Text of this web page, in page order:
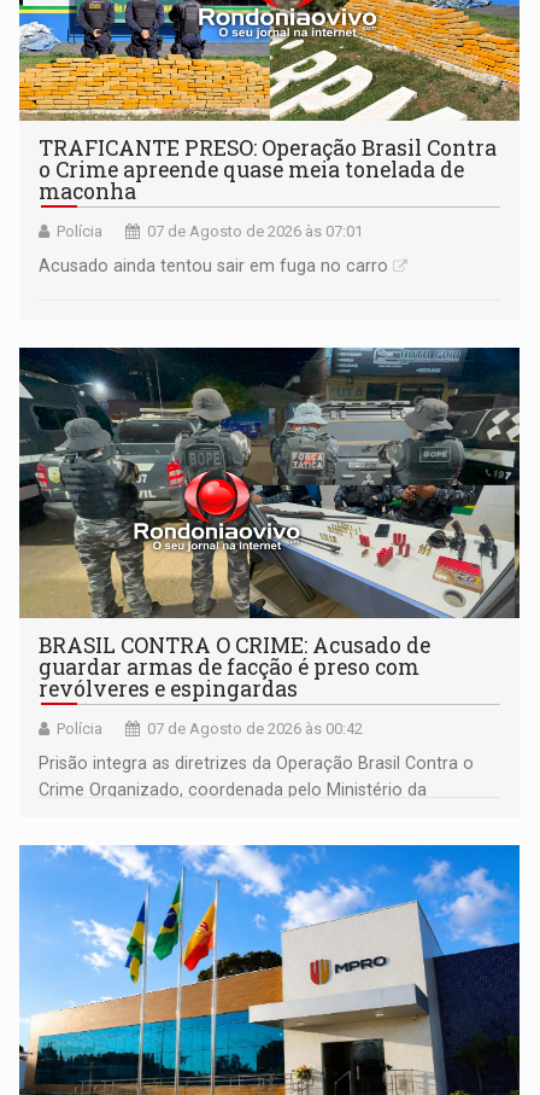
TRAFICANTE PRESO: Operação Brasil Contra
o Crime apreende quase meia tonelada de
maconha
Polícia 07 de Agosto de 2026 às 07:01
Acusado ainda tentou sair em fuga no carro
BRASIL CONTRA O CRIME: Acusado de
guardar armas de facção é preso com
revólveres e espingardas
Polícia 07 de Agosto de 2026 às 00:42
Prisão integra as diretrizes da Operação Brasil Contra o
Crime Organizado, coordenada pelo Ministério da